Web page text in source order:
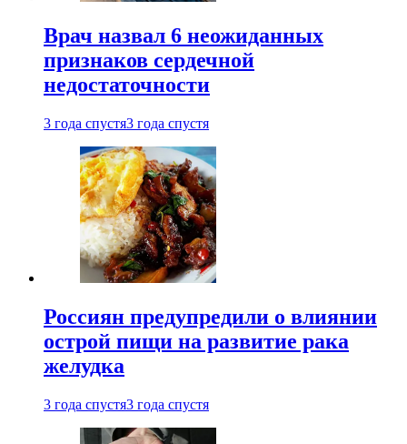
Врач назвал 6 неожиданных
признаков сердечной
недостаточности
3 года спустя3 года спустя
Россиян предупредили о влиянии
острой пищи на развитие рака
желудка
3 года спустя3 года спустя